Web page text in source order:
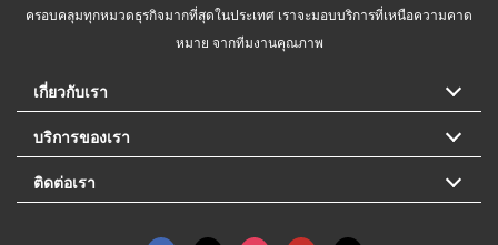
ครอบคลุมทุกหมวดธุรกิจมากที่สุดในประเทศ เราจะมอบบริการที่เหนือความคาด
หมาย จากทีมงานคุณภาพ
เกี่ยวกับเรา
บริการของเรา
ติดต่อเรา